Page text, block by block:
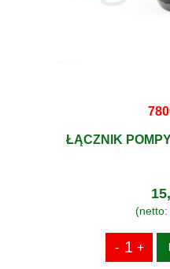
ŁĄCZNIK
(netto: